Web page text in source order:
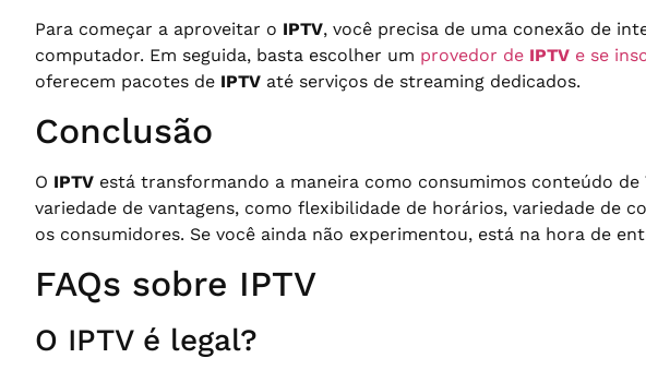
Para começar a aproveitar o IPTV, você precisa de uma conexão de
computador. Em seguida, basta escolher um provedor de IPTV e se
oferecem pacotes de IPTV até serviços de streaming dedicados.
Conclusão
O IPTV está transformando a maneira como consumimos conteúdo
variedade de vantagens, como flexibilidade de horários, variedade de
os consumidores. Se você ainda não experimentou, está na hora de
FAQs sobre IPTV
O IPTV é legal?